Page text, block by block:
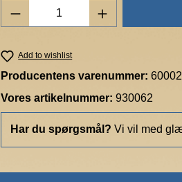
Product Quantity:
Add to wishlist
Producentens varenummer:
Vores artikelnummer: 930062
Har du spørgsmål? Vi vil med